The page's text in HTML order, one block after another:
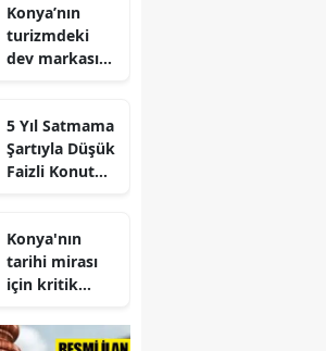
Konya’nın
turizmdeki
dev markası
de zirveye
oynuyor
5 Yıl Satmama
Şartıyla Düşük
Faizli Konut
Konya'nın
tarihi mirası
için kritik
durum